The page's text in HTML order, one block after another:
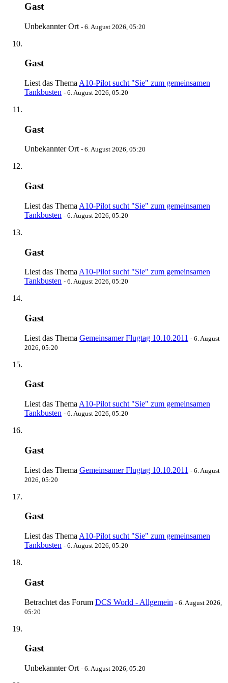
Gast
Unbekannter Ort - 6. August 2026, 05:20
Gast
Liest das Thema A10-Pilot sucht "Sie" zum gemeinsamen
Tankbusten - 6. August 2026, 05:20
Gast
Unbekannter Ort - 6. August 2026, 05:20
Gast
Liest das Thema A10-Pilot sucht "Sie" zum gemeinsamen
Tankbusten - 6. August 2026, 05:20
Gast
Liest das Thema A10-Pilot sucht "Sie" zum gemeinsamen
Tankbusten - 6. August 2026, 05:20
Gast
Liest das Thema Gemeinsamer Flugtag 10.10.2011 - 6. August
2026, 05:20
Gast
Liest das Thema A10-Pilot sucht "Sie" zum gemeinsamen
Tankbusten - 6. August 2026, 05:20
Gast
Liest das Thema Gemeinsamer Flugtag 10.10.2011 - 6. August
2026, 05:20
Gast
Liest das Thema A10-Pilot sucht "Sie" zum gemeinsamen
Tankbusten - 6. August 2026, 05:20
Gast
Betrachtet das Forum DCS World - Allgemein - 6. August 2026,
05:20
Gast
Unbekannter Ort - 6. August 2026, 05:20